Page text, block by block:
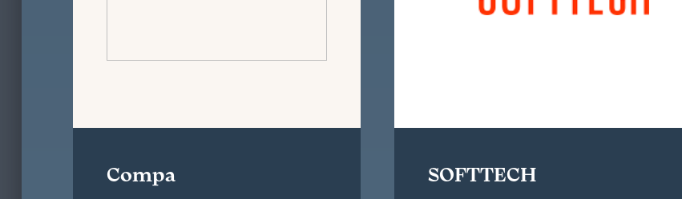
Compa SOFTTECH